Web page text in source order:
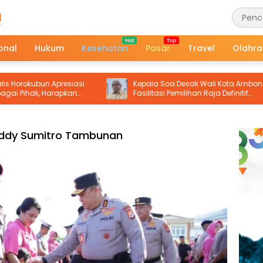
Hukum Kesehatan Pasar Travel
Apresiasi
Harapkan
Terjamin
Kepala Soa Desak Wali Kota Ambon
Fasilitasi Pemilihan Raja Definitif
Hutumuri
Sumitro Tambunan